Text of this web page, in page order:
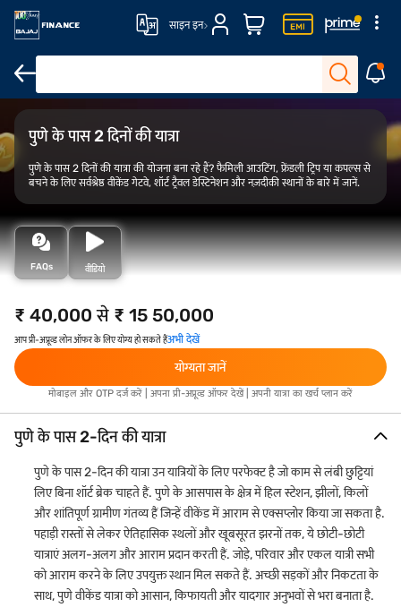
साइन इन
पुणे के पास घूमने लायक जगह प्लान करने
पुणे के पास 2 दिनों की यात्रा
पुणे के पास 2 दिनों की यात्रा की योजना बना रहे हैं? फैमिली आउटिंग, फ्रेंडली ट्रिप या कपल्स से
बचने के लिए सर्वश्रेष्ठ वीकेंड गेटवे, शॉर्ट ट्रैवल डेस्टिनेशन और नज़दीकी स्थानों के बारे में जानें.
FAQs वीडियो
₹ 40,000 से ₹ 15 50,000
आप प्री-अप्रूव्ड लोन ऑफर के लिए योग्य हो सकते हैंअभी देखें
योग्यता जानें
मोबाइल और OTP दर्ज करें | अपना प्री-अप्रूव्ड ऑफर देखें | अपनी यात्रा का खर्च प्लान करें
पुणे के पास 2-दिन की यात्रा
पुणे के पास 2-दिन की यात्रा उन यात्रियों के लिए परफेक्ट है जो काम से लंबी छुट्टियां
लिए बिना शॉर्ट ब्रेक चाहते हैं. पुणे के आसपास के क्षेत्र में हिल स्टेशन, झीलों, किलों
और शांतिपूर्ण ग्रामीण गंतव्य हैं जिन्हें वीकेंड में आराम से एक्सप्लोर किया जा सकता है.
पहाड़ी रास्तों से लेकर ऐतिहासिक स्थलों और खूबसूरत झरनों तक, ये छोटी-छोटी
यात्राएं अलग-अलग और आराम प्रदान करती हैं. जोड़े, परिवार और एकल यात्री सभी
को आराम करने के लिए उपयुक्त स्थान मिल सकते हैं. अच्छी सड़कों और निकटता के
साथ, पुणे वीकेंड यात्रा को आसान, किफायती और यादगार अनुभवों से भरा बनाता है.